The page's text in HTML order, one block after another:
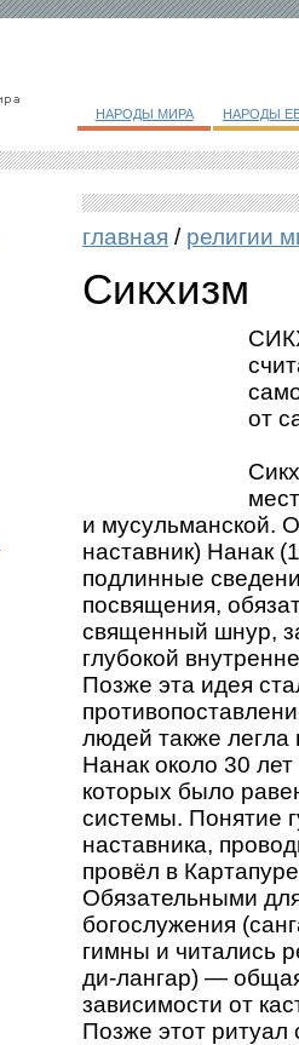
НАРОДЫ МИРА НАРОДЫ
главная / религии
Сикхизм
от
и мусульманской.
наставник) Нанак
подлинные
посвящения,
священный шнур,
глубокой
Позже эта идея
людей также
Нанак около 30
которых было
системы. Понятие
наставника,
провёл в
Обязательными
богослужения
гимны и читались
ди-лангар) —
зависимости от
Позже этот